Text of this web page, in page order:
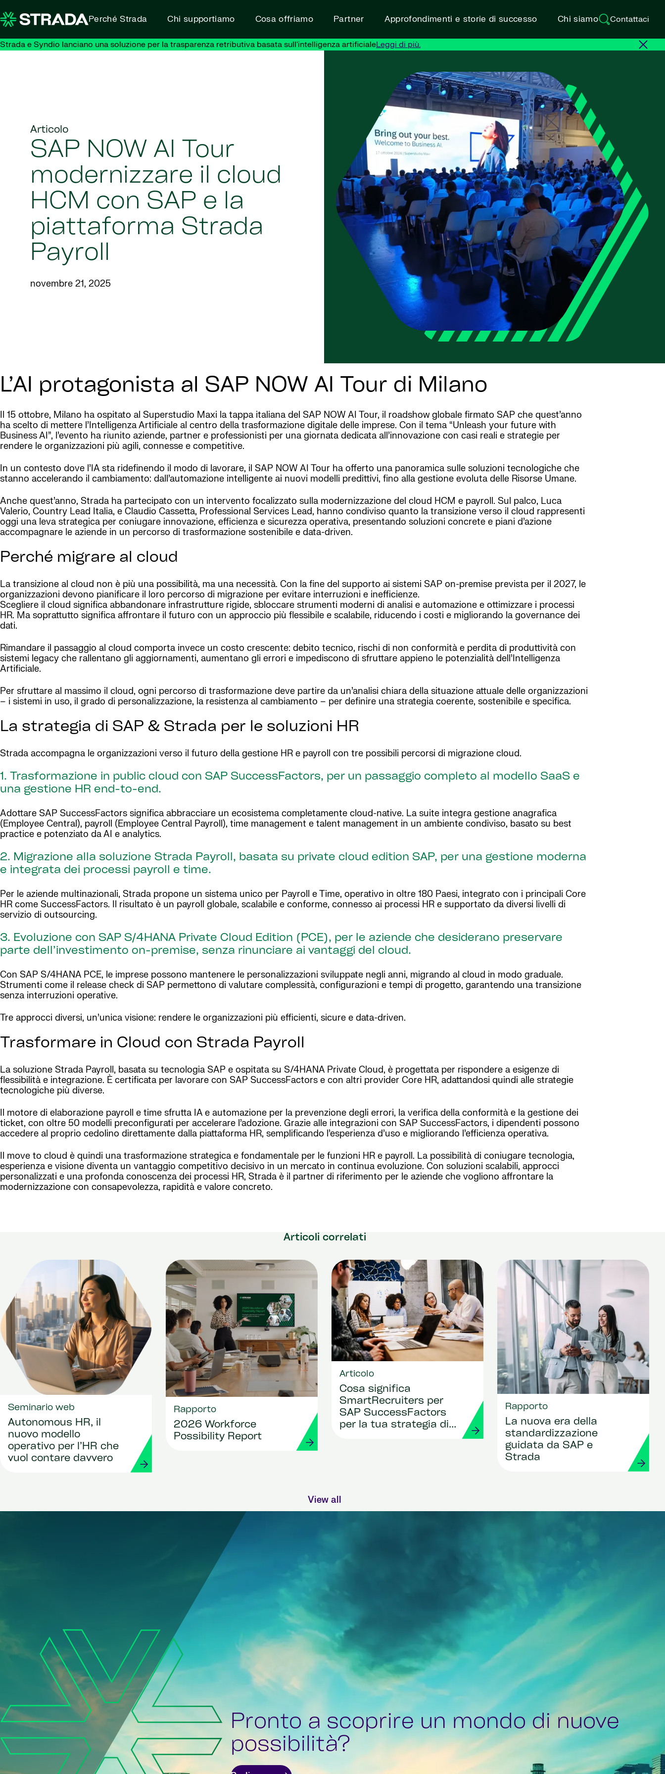
Perché Strada Chi supportiamo Cosa offriamo Partner Approfondimenti e storie di successo Chi siamo Contattaci
Strada e Syndio lanciano una soluzione per la trasparenza retributiva basata sull'intelligenza artificialeLeggi di più.
Articolo
SAP NOW AI Tour
modernizzare il cloud
HCM con SAP e la
piattaforma Strada
Payroll
novembre 21, 2025
L’AI protagonista al SAP NOW AI Tour di Milano
Il 15 ottobre, Milano ha ospitato al Superstudio Maxi la tappa italiana del SAP NOW AI Tour, il roadshow globale firmato SAP che quest’anno
ha scelto di mettere l’Intelligenza Artificiale al centro della trasformazione digitale delle imprese. Con il tema “Unleash your future with
Business AI”, l’evento ha riunito aziende, partner e professionisti per una giornata dedicata all’innovazione con casi reali e strategie per
rendere le organizzazioni più agili, connesse e competitive.
In un contesto dove l’IA sta ridefinendo il modo di lavorare, il SAP NOW AI Tour ha offerto una panoramica sulle soluzioni tecnologiche che
stanno accelerando il cambiamento: dall’automazione intelligente ai nuovi modelli predittivi, fino alla gestione evoluta delle Risorse Umane.
Anche quest’anno, Strada ha partecipato con un intervento focalizzato sulla modernizzazione del cloud HCM e payroll. Sul palco, Luca
Valerio, Country Lead Italia, e Claudio Cassetta, Professional Services Lead, hanno condiviso quanto la transizione verso il cloud rappresenti
oggi una leva strategica per coniugare innovazione, efficienza e sicurezza operativa, presentando soluzioni concrete e piani d’azione
accompagnare le aziende in un percorso di trasformazione sostenibile e data-driven.
Perché migrare al cloud
La transizione al cloud non è più una possibilità, ma una necessità. Con la fine del supporto ai sistemi SAP on-premise prevista per il 2027, le
organizzazioni devono pianificare il loro percorso di migrazione per evitare interruzioni e inefficienze.
Scegliere il cloud significa abbandonare infrastrutture rigide, sbloccare strumenti moderni di analisi e automazione e ottimizzare i processi
HR. Ma soprattutto significa affrontare il futuro con un approccio più flessibile e scalabile, riducendo i costi e migliorando la governance dei
dati.
Rimandare il passaggio al cloud comporta invece un costo crescente: debito tecnico, rischi di non conformità e perdita di produttività con
sistemi legacy che rallentano gli aggiornamenti, aumentano gli errori e impediscono di sfruttare appieno le potenzialità dell’Intelligenza
Artificiale.
Per sfruttare al massimo il cloud, ogni percorso di trasformazione deve partire da un’analisi chiara della situazione attuale delle organizzazioni
– i sistemi in uso, il grado di personalizzazione, la resistenza al cambiamento – per definire una strategia coerente, sostenibile e specifica.
La strategia di SAP & Strada per le soluzioni HR
Strada accompagna le organizzazioni verso il futuro della gestione HR e payroll con tre possibili percorsi di migrazione cloud.
1. Trasformazione in public cloud con SAP SuccessFactors, per un passaggio completo al modello SaaS e
una gestione HR end-to-end.
Adottare SAP SuccessFactors significa abbracciare un ecosistema completamente cloud-native. La suite integra gestione anagrafica
(Employee Central), payroll (Employee Central Payroll), time management e talent management in un ambiente condiviso, basato su best
practice e potenziato da AI e analytics.
2. Migrazione alla soluzione Strada Payroll, basata su private cloud edition SAP, per una gestione moderna
e integrata dei processi payroll e time.
Per le aziende multinazionali, Strada propone un sistema unico per Payroll e Time, operativo in oltre 180 Paesi, integrato con i principali Core
HR come SuccessFactors. Il risultato è un payroll globale, scalabile e conforme, connesso ai processi HR e supportato da diversi livelli di
servizio di outsourcing.
3. Evoluzione con SAP S/4HANA Private Cloud Edition (PCE), per le aziende che desiderano preservare
parte dell’investimento on-premise, senza rinunciare ai vantaggi del cloud.
Con SAP S/4HANA PCE, le imprese possono mantenere le personalizzazioni sviluppate negli anni, migrando al cloud in modo graduale.
Strumenti come il release check di SAP permettono di valutare complessità, configurazioni e tempi di progetto, garantendo una transizione
senza interruzioni operative.
Tre approcci diversi, un’unica visione: rendere le organizzazioni più efficienti, sicure e data-driven.
Trasformare in Cloud con Strada Payroll
La soluzione Strada Payroll, basata su tecnologia SAP e ospitata su S/4HANA Private Cloud, è progettata per rispondere a esigenze di
flessibilità e integrazione. È certificata per lavorare con SAP SuccessFactors e con altri provider Core HR, adattandosi quindi alle strategie
tecnologiche più diverse.
Il motore di elaborazione payroll e time sfrutta IA e automazione per la prevenzione degli errori, la verifica della conformità e la gestione dei
ticket, con oltre 50 modelli preconfigurati per accelerare l’adozione. Grazie alle integrazioni con SAP SuccessFactors, i dipendenti possono
accedere al proprio cedolino direttamente dalla piattaforma HR, semplificando l’esperienza d’uso e migliorando l’efficienza operativa.
Il move to cloud è quindi una trasformazione strategica e fondamentale per le funzioni HR e payroll. La possibilità di coniugare tecnologia,
esperienza e visione diventa un vantaggio competitivo decisivo in un mercato in continua evoluzione. Con soluzioni scalabili, approcci
personalizzati e una profonda conoscenza dei processi HR, Strada è il partner di riferimento per le aziende che vogliono affrontare la
modernizzazione con consapevolezza, rapidità e valore concreto.
Articoli correlati
Seminario web
Autonomous HR, il
nuovo modello
operativo per l’HR che
vuol contare davvero
Rapporto
2026 Workforce
Possibility Report
Articolo
Cosa significa
SmartRecruiters per
SAP SuccessFactors
per la tua strategia di
Rapporto
La nuova era della
standardizzazione
guidata da SAP e
Strada
View all
Pronto a scoprire un mondo di nuove
possibilità?